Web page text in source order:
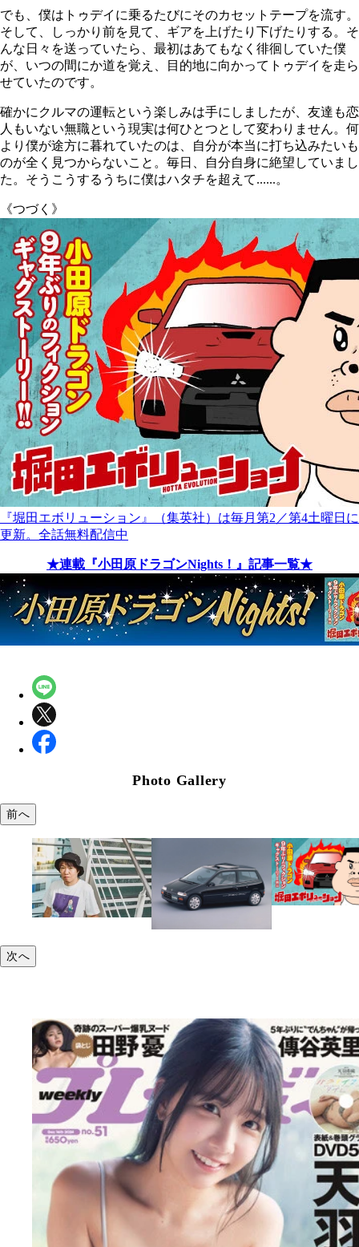
でも、僕はトゥデイに乗るたびにそのカセットテープを流す。
そして、しっかり前を見て、ギアを上げたり下げたりする。そ
んな日々を送っていたら、最初はあてもなく徘徊していた僕
が、いつの間にか道を覚え、目的地に向かってトゥデイを走ら
せていたのです。
確かにクルマの運転という楽しみは手にしましたが、友達も恋
人もいない無職という現実は何ひとつとして変わりません。何
より僕が途方に暮れていたのは、自分が本当に打ち込みたいも
のが全く見つからないこと。毎日、自分自身に絶望していまし
た。そうこうするうちに僕はハタチを超えて......。
《つづく》
『堀田エボリューション』（集英社）は毎月第2／第4土曜日に
更新。全話無料配信中
★連載『小田原ドラゴンNights！』記事一覧★
Photo Gallery
前へ
次へ